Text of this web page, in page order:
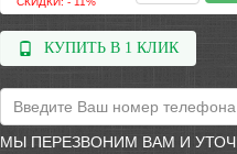
КУПИТЬ В 1 КЛИК
МЫ ПЕРЕЗВОНИМ ВАМ И